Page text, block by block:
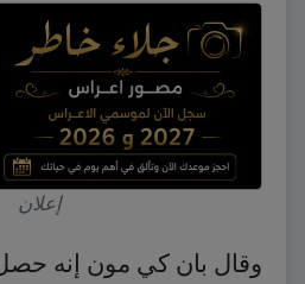
إعلان
وقال بان كي مون إنه